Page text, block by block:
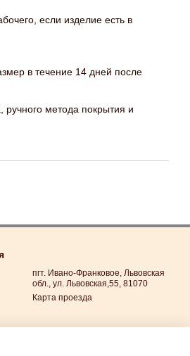
если изделие есть в
в течение 14 дней после
ручного метода покрытия и
пгт. Ивано-Франковое, Львовская
обл., ул. Львовская,55, 81070
Карта проезда